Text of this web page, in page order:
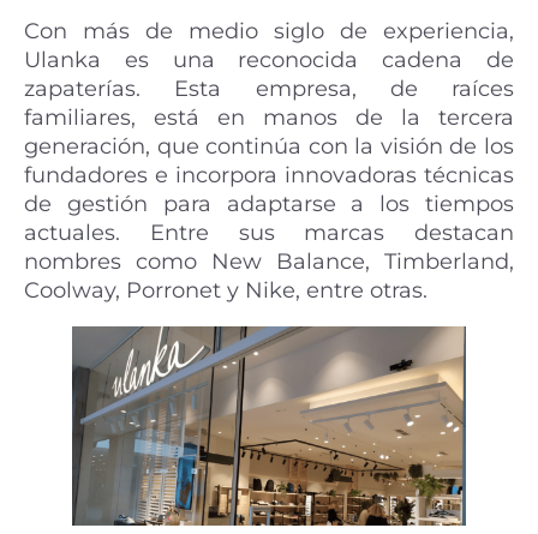
Con más de medio siglo de experiencia,
Ulanka es una reconocida cadena de
zapaterías. Esta empresa, de raíces
familiares, está en manos de la tercera
generación, que continúa con la visión de los
fundadores e incorpora innovadoras técnicas
de gestión para adaptarse a los tiempos
actuales. Entre sus marcas destacan
nombres como New Balance, Timberland,
Coolway, Porronet y Nike, entre otras.